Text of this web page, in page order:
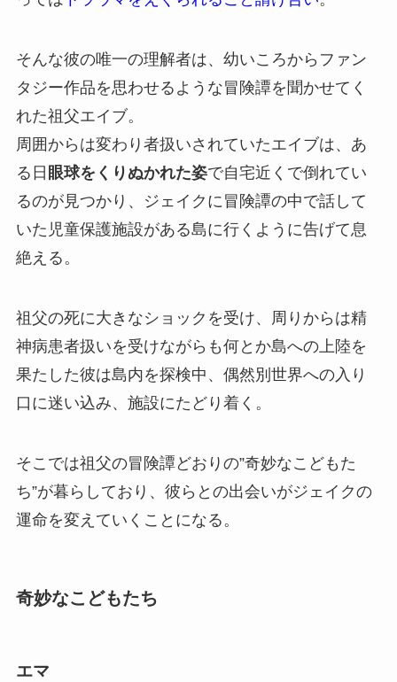
そんな彼の唯一の理解者は、幼いころからファン
タジー作品を思わせるような冒険譚を聞かせてく
れた祖父エイブ。
周囲からは変わり者扱いされていたエイブは、あ
る日 眼球をくりぬかれた姿で自宅近くで倒れてい
るのが見つかり、ジェイクに冒険譚の中で話して
いた児童保護施設がある島に行くように告げて息
絶える。
祖父の死に大きなショックを受け、周りからは精
神病患者扱いを受けながらも何とか島への上陸を
果たした彼は島内を探検中、偶然別世界への入り
口に迷い込み、施設にたどり着く。
そこでは祖父の冒険譚どおりの”奇妙なこどもた
ち”が暮らしており、彼らとの出会いがジェイクの
運命を変えていくことになる。
奇妙なこどもたち
エマ